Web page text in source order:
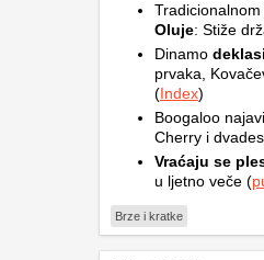
Oluje: Stiže
Dinamo
prvaka,
(Index)
Boogaloo
Cherry i
Vraćaju se
u ljetno veče (
Brze i kratke